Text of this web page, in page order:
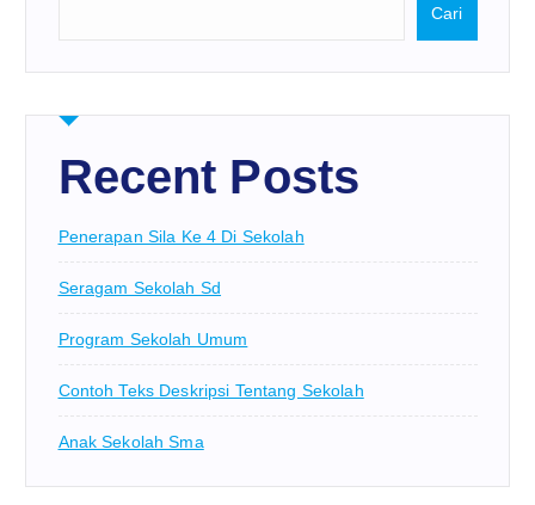
Cari
Recent Posts
Penerapan Sila Ke 4 Di Sekolah
Seragam Sekolah Sd
Program Sekolah Umum
Contoh Teks Deskripsi Tentang Sekolah
Anak Sekolah Sma